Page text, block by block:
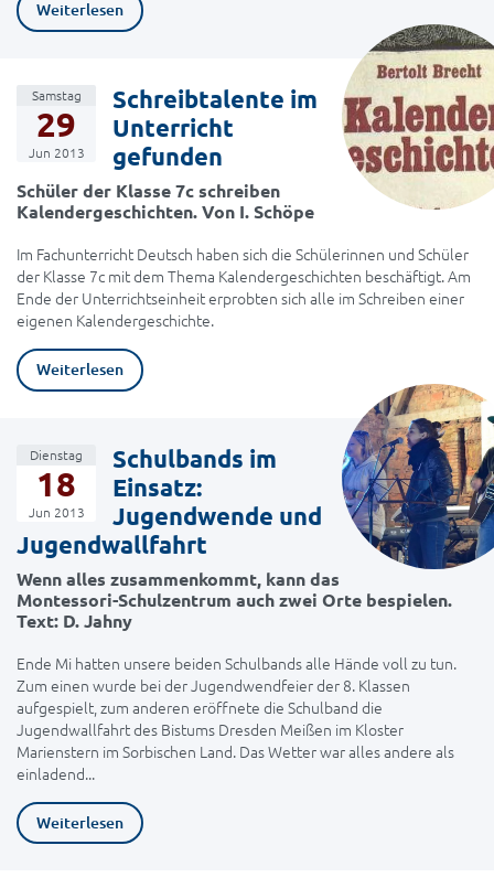
Weiterlesen
Samstag
29
Jun 2013
Schreibtalente im
Unterricht
gefunden
Schüler der Klasse 7c schreiben
Kalendergeschichten. Von I. Schöpe
Im Fachunterricht Deutsch haben sich die Schülerinnen und Schüler
der Klasse 7c mit dem Thema Kalendergeschichten beschäftigt. Am
Ende der Unterrichtseinheit erprobten sich alle im Schreiben einer
eigenen Kalendergeschichte.
Weiterlesen
Dienstag
18
Jun 2013
Schulbands im
Einsatz:
Jugendwende und
Jugendwallfahrt
Wenn alles zusammenkommt, kann das
Montessori-Schulzentrum auch zwei Orte bespielen.
Text: D. Jahny
Ende Mi hatten unsere beiden Schulbands alle Hände voll zu tun.
Zum einen wurde bei der Jugendwendfeier der 8. Klassen
aufgespielt, zum anderen eröffnete die Schulband die
Jugendwallfahrt des Bistums Dresden Meißen im Kloster
Marienstern im Sorbischen Land. Das Wetter war alles andere als
einladend...
Weiterlesen